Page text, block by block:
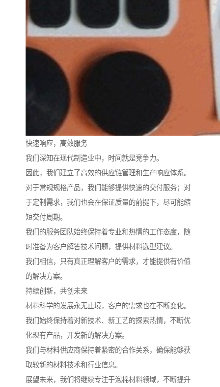
快速响应，高效服务
我们深知在现代制造业中，时间就是竞争力。
因此，我们建立了高效的供应链管理和生产响应体系。
对于常规规格产品，我们能够提供快速的交付服务；对
于定制需求，我们也会在保证质量的前提下，尽可能缩
短交付周期。
我们的服务团队始终保持着专业和热情的工作态度，随
时准备为客户解答技术问题，提供材料选型建议。
我们相信，只有真正理解客户的需求，才能提供有价值
的解决方案。
持续创新，共创未来
材料科学的发展永无止境，客户的需求也在不断变化。
我们始终保持着对新技术、新工艺的探索热情，不断优
化现有产品，开发新的解决方案。
我们与材料供应商保持着紧密的合作关系，确保能够获
取较新的材料技术和行业信息。
展望未来，我们将继续专注于泡棉材料领域，不断提升